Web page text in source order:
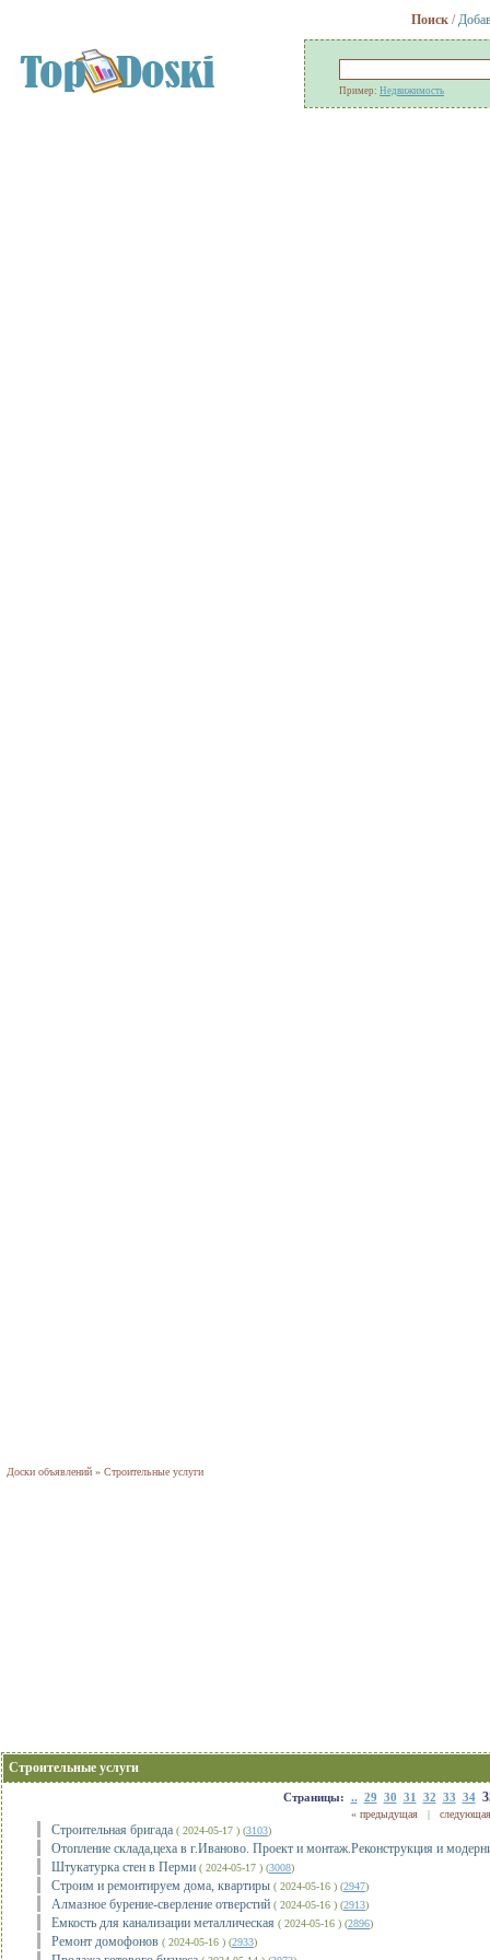
Поиск/
Пример: Недвижимость
Доски объявлений » Строительные услуги
Строительные услуги
Страницы: .. 29 30 31 32 33 34
« предыдущая|
Строительная бригада ( 2024-05-17 ) (3103)
Отопление склада,цеха в г.Иваново. Проект и монтаж.Реконструкция и
Штукатурка стен в Перми ( 2024-05-17 ) (3008)
Строим и ремонтируем дома, квартиры ( 2024-05-16 ) (2947)
Алмазное бурение-сверление отверстий ( 2024-05-16 ) (2913)
Емкость для канализации металлическая ( 2024-05-16 ) (2896)
Ремонт домофонов ( 2024-05-16 ) (2933)